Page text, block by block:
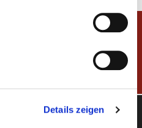
Details zeigen